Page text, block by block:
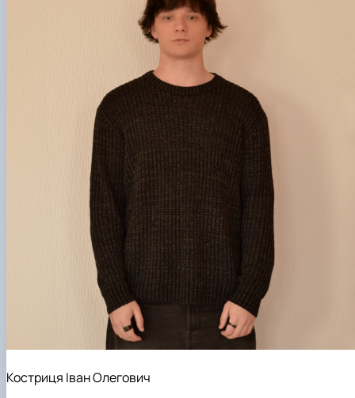
Костриця Іван Олегович